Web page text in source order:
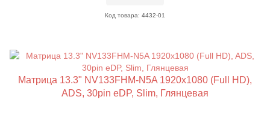
Код товара: 4432-01
Матрица 13.3" NV133FHM-N5A 1920x1080 (Full HD),
ADS, 30pin eDP, Slim, Глянцевая